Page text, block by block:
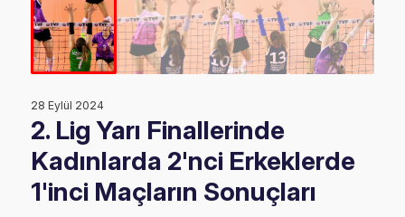
28 Eylül 2024
2. Lig Yarı Finallerinde
Kadınlarda 2'nci Erkeklerde
1'inci Maçların Sonuçları